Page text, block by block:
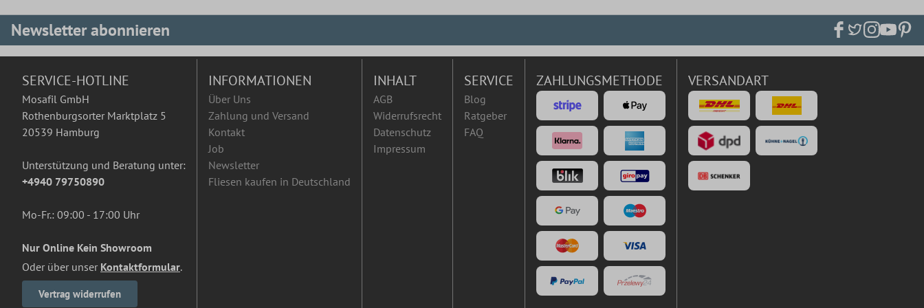
Newsletter abonnieren
SERVICE-HOTLINE
Mosafil GmbH
Rothenburgsorter Marktplatz 5
20539 Hamburg
Unterstützung und Beratung unter:
+4940 79750890
Mo-Fr.: 09:00 - 17:00 Uhr
Nur Online Kein Showroom
Oder über unser Kontaktformular.
Vertrag widerrufen
INFORMATIONEN
Über Uns
Zahlung und Versand
Kontakt
Job
Newsletter
Fliesen kaufen in Deutschland
INHALT
AGB
Widerrufsrecht
Datenschutz
Impressum
SERVICE
Blog
Ratgeber
FAQ
ZAHLUNGSMETHODE VERSANDART